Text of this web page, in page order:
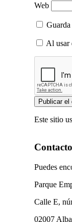
Web
Al usar
Este sitio
Contacto
Puedes
Parque
Calle E,
02007